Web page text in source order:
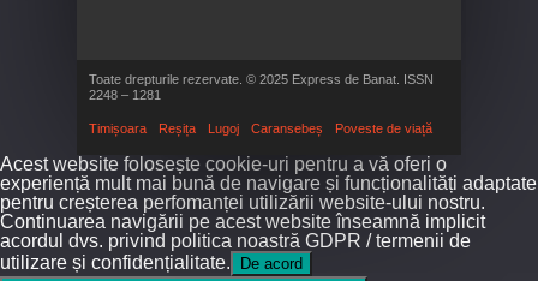
Toate drepturile rezervate. © 2025 Express de Banat. ISSN
2248 – 1281
Timișoara Reșița Lugoj Caransebeș Poveste de viață
Acest website folosește cookie-uri pentru a vă oferi o
experiență mult mai bună de navigare și funcționalități adaptate
pentru creșterea perfomanței utilizării website-ului nostru.
Continuarea navigării pe acest website înseamnă implicit
acordul dvs. privind politica noastră GDPR / termenii de
utilizare și confidențialitate.
De acord